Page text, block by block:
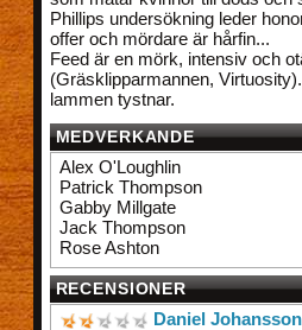
Phillips undersökning leder
offer och mördare är hårfin...
Feed är en mörk, intensiv och
(Gräsklipparmannen,
lammen tystnar.
MEDVERKANDE
Alex O'Loughlin
Patrick Thompson
Gabby Millgate
Jack Thompson
Rose Ashton
RECENSIONER
Daniel